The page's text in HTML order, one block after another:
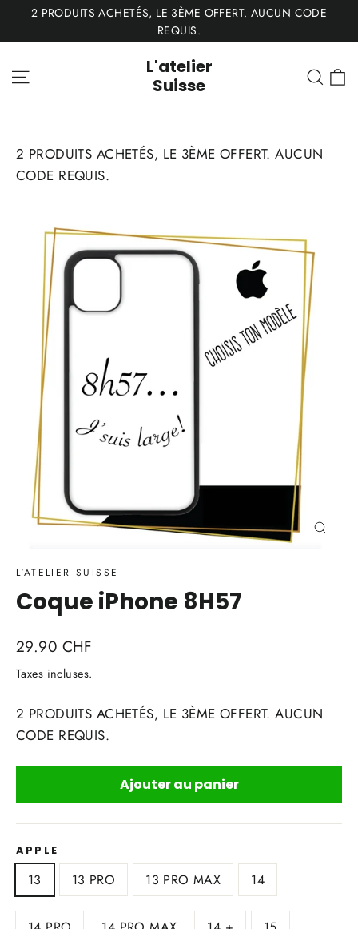
Passer2 PRODUITS ACHETÉS, LE 3ÈME OFFERT. AUCUN CODE
REQUIS.
L'atelier
Suisse
2 PRODUITS ACHETÉS, LE 3ÈME OFFERT. AUCUN
CODE REQUIS.
L'ATELIER SUISSE
Coque iPhone 8H57
Prix
régulier
29.90 CHF
Taxes incluses.
2 PRODUITS ACHETÉS, LE 3ÈME OFFERT. AUCUN
CODE REQUIS.
Ajouter au panier
APPLE
13 13 PRO 13 PRO MAX 14